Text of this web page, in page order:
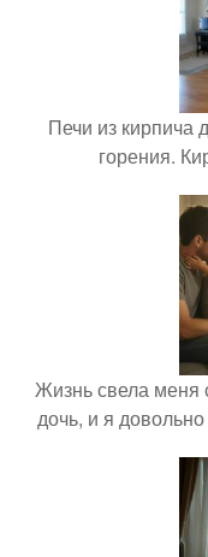
Печи из кирпича
горения.
Жизнь свела меня
дочь, и я